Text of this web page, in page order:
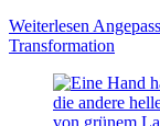
Weiterlesen
Transformation